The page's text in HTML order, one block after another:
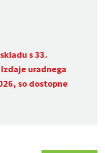
s 33.
uradnega
so dostopne